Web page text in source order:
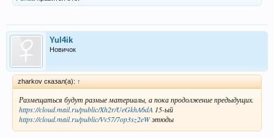
Yul4ik
Новичок
zharkov сказал(а): ↑
Размещаться будут разные материалы, а пока продолжение предыдущих.
https://cloud.mail.ru/public/Xh2r/UeGkhA6dA 15-ый
https://cloud.mail.ru/public/Vv57/7op3sz2eWэтюды